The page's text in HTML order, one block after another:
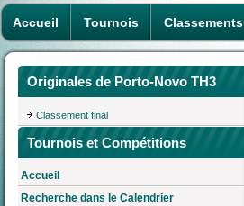
Accueil Tournois Classements
Originales de Porto-Novo TH3
Classement final
Tournois et Compétitions
Accueil
Recherche dans le Calendrier